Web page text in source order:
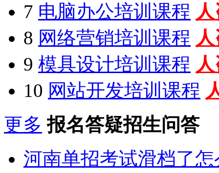
7 电脑办公培训课程
8 网络营销培训课程
9 模具设计培训课程
10 网站开发培训课程
更多 报名答疑招生问答
河南单招考试滑档了